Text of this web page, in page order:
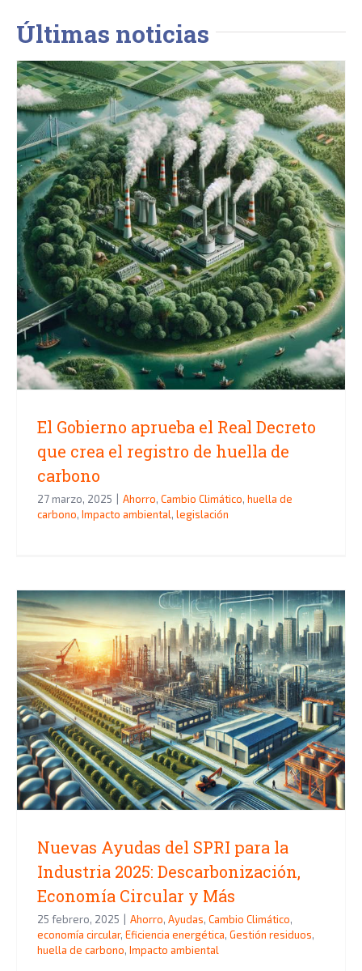
Últimas noticias
El Gobierno aprueba el Real
Decreto que crea el registro de
huella de carbono
El Gobierno aprueba el Real Decreto
que crea el registro de huella de
carbono
27 marzo, 2025 Ahorro, Cambio Climático, huella de
carbono, Impacto ambiental, legislación
Nuevas Ayudas del SPRI para la
Industria 2025: Descarbonización,
Economía Circular y Más
Nuevas Ayudas del SPRI para la
Industria 2025: Descarbonización,
Economía Circular y Más
25 febrero, 2025 | Ahorro, Ayudas, Cambio Climático,
economía circular, Eficiencia energética, Gestión residuos,
huella de carbono, Impacto ambiental